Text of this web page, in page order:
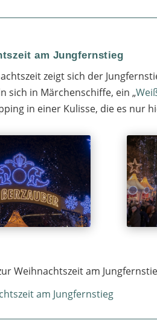
am Jungfernstieg
zeigt sich der
sich in Märchenschiffe, ein „
in einer Kulisse, die es nur
Weihnachtszeit am
am Jungfernstieg